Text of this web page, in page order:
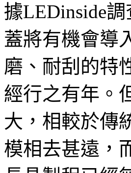
據LEDinside
蓋將有機會導
磨、耐刮的特
經行之有年。
大，相較於傳
模相去甚遠，